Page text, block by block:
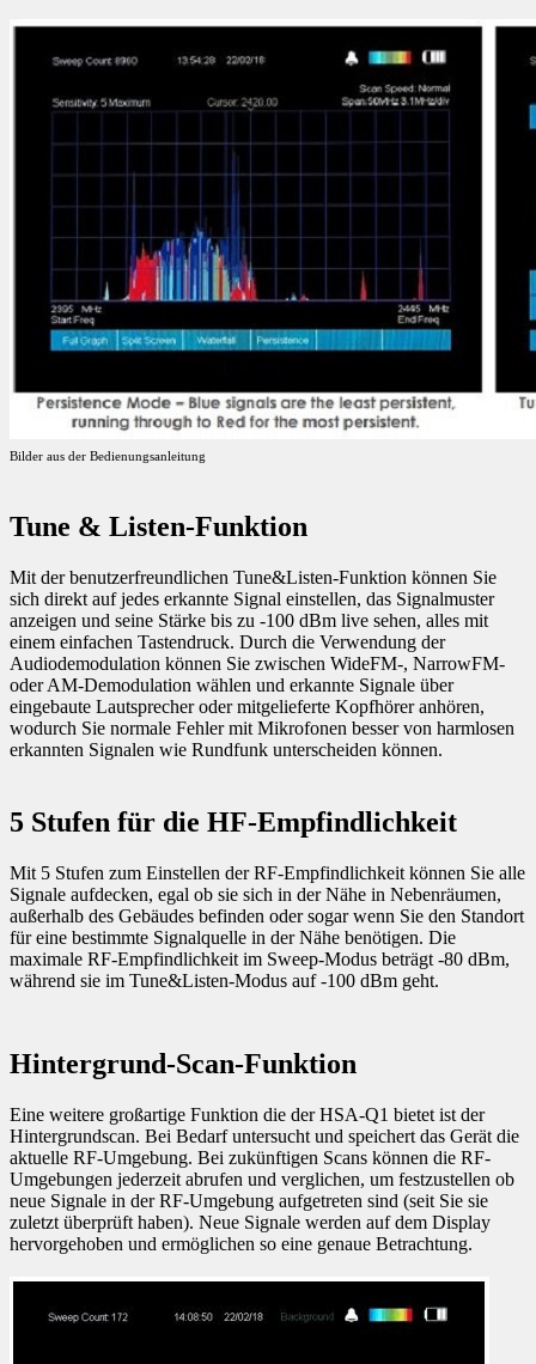
Bilder aus der Bedienungsanleitung
Tune & Listen-Funktion
Mit der benutzerfreundlichen Tune&Listen-Funktion können Sie
sich direkt auf jedes erkannte Signal einstellen, das Signalmuster
anzeigen und seine Stärke bis zu -100 dBm live sehen, alles mit
einem einfachen Tastendruck. Durch die Verwendung der
Audiodemodulation können Sie zwischen WideFM-, NarrowFM-
oder AM-Demodulation wählen und erkannte Signale über
eingebaute Lautsprecher oder mitgelieferte Kopfhörer anhören,
wodurch Sie normale Fehler mit Mikrofonen besser von harmlosen
erkannten Signalen wie Rundfunk unterscheiden können.
5 Stufen für die HF-Empfindlichkeit
Mit 5 Stufen zum Einstellen der RF-Empfindlichkeit können Sie alle
Signale aufdecken, egal ob sie sich in der Nähe in Nebenräumen,
außerhalb des Gebäudes befinden oder sogar wenn Sie den Standort
für eine bestimmte Signalquelle in der Nähe benötigen. Die
maximale RF-Empfindlichkeit im Sweep-Modus beträgt -80 dBm,
während sie im Tune&Listen-Modus auf -100 dBm geht.
Hintergrund-Scan-Funktion
Eine weitere großartige Funktion die der HSA-Q1 bietet ist der
Hintergrundscan. Bei Bedarf untersucht und speichert das Gerät die
aktuelle RF-Umgebung. Bei zukünftigen Scans können die RF-
Umgebungen jederzeit abrufen und verglichen, um festzustellen ob
neue Signale in der RF-Umgebung aufgetreten sind (seit Sie sie
zuletzt überprüft haben). Neue Signale werden auf dem Display
hervorgehoben und ermöglichen so eine genaue Betrachtung.